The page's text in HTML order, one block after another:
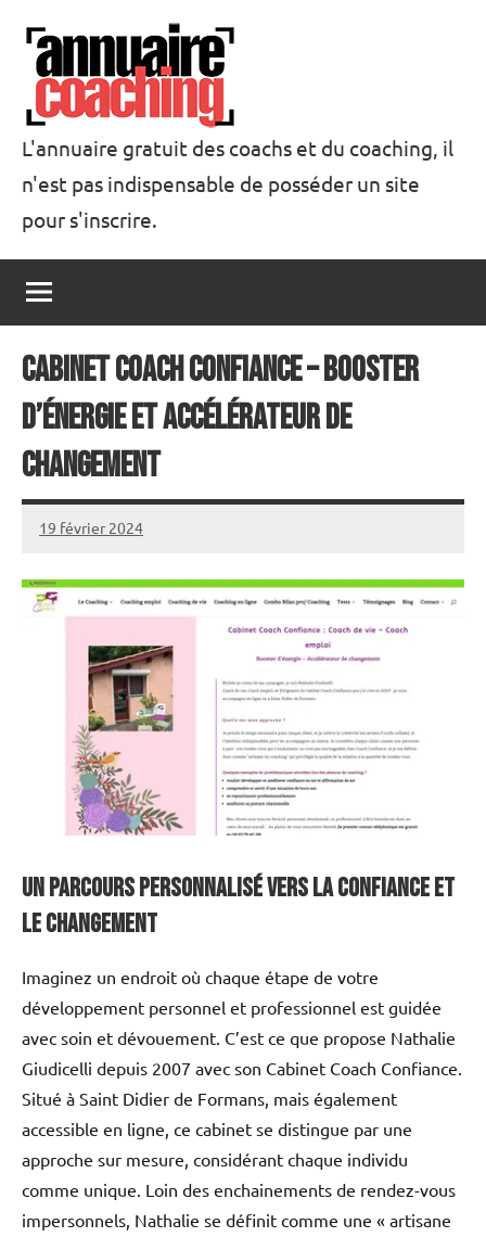
contenu
Annuaire
Coaching
L'annuaire gratuit des coachs et du coaching, il
n'est pas indispensable de posséder un site
pour s'inscrire.
Cabinet Coach Confiance – Booster
d’énergie et Accélérateur de
changement
19 février 2024
annuairecoaching
Un parcours personnalisé vers la confiance et
le changement
Imaginez un endroit où chaque étape de votre
développement personnel et professionnel est guidée
avec soin et dévouement. C’est ce que propose Nathalie
Giudicelli depuis 2007 avec son Cabinet Coach Confiance.
Situé à Saint Didier de Formans, mais également
accessible en ligne, ce cabinet se distingue par une
approche sur mesure, considérant chaque individu
comme unique. Loin des enchainements de rendez-vous
impersonnels, Nathalie se définit comme une « artisane